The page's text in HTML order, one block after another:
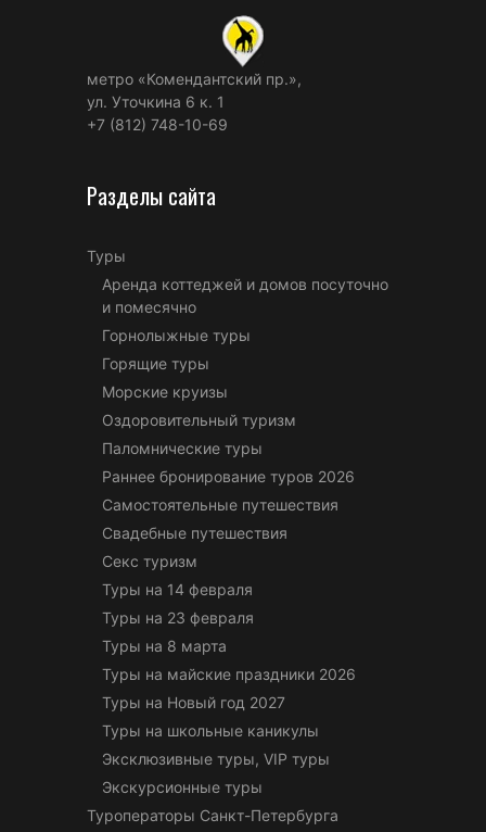
метро «Комендантский пр.»,
ул. Уточкина 6 к. 1
+7 (812) 748-10-69
Разделы сайта
Туры
Аренда коттеджей и домов посуточно
и помесячно
Горнолыжные туры
Горящие туры
Морские круизы
Оздоровительный туризм
Паломнические туры
Раннее бронирование туров 2026
Самостоятельные путешествия
Свадебные путешествия
Секс туризм
Туры на 14 февраля
Туры на 23 февраля
Туры на 8 марта
Туры на майские праздники 2026
Туры на Новый год 2027
Туры на школьные каникулы
Эксклюзивные туры, VIP туры
Экскурсионные туры
Туроператоры Санкт-Петербурга